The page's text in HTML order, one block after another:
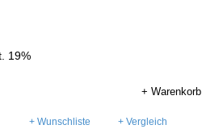
19%
+ Warenkorb
+ Wunschliste + Vergleich